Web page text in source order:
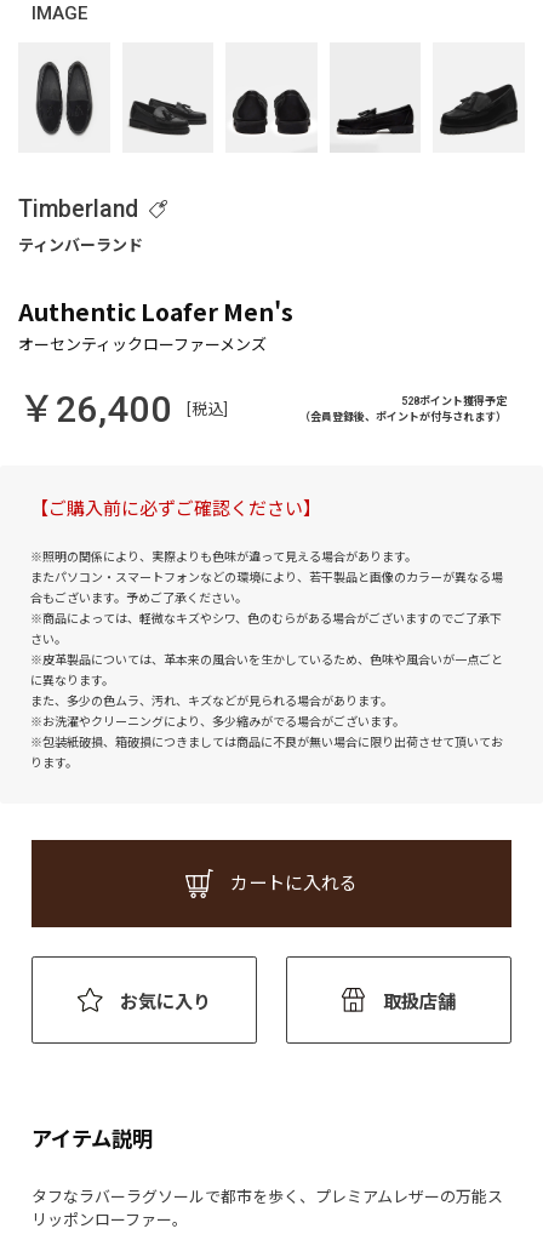
IMAGE
Timberland
Authentic Loafer Men's
￥26,400 [税込]
528ポイント獲得予定
（会員登録後、ポイントが付与されます）
【ご購入前に必ずご確認ください】
※照明の関係により、実際よりも色味が違って見える場合があります。
またパソコン・スマートフォンなどの環境により、若干製品と画像のカラーが異なる場
合もございます。予めご了承ください。
※商品によっては、軽微なキズやシワ、色のむらがある場合がございますのでご了承下
さい。
※皮革製品については、革本来の風合いを生かしているため、色味や風合いが一点ごと
に異なります。
また、多少の色ムラ、汚れ、キズなどが見られる場合があります。
※お洗濯やクリーニングにより、多少縮みがでる場合がございます。
※包装紙破損、箱破損につきましては商品に不良が無い場合に限り出荷させて頂いてお
ります。
カートに入れる
お気に入り 取扱店舗
アイテム説明
タフなラバーラグソールで都市を歩く、プレミアムレザーの万能ス
リッポンローファー。